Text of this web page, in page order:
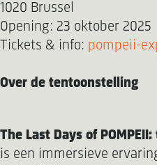
1020 Brussel
Opening: 23 oktober 2025
Tickets & info: pompeii-
Over de tentoonstelling
The Last Days of
is een immersieve